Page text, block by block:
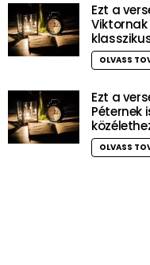
Ezt a
Viktornak
OLVASS
Ezt a
Péternek
OLVASS